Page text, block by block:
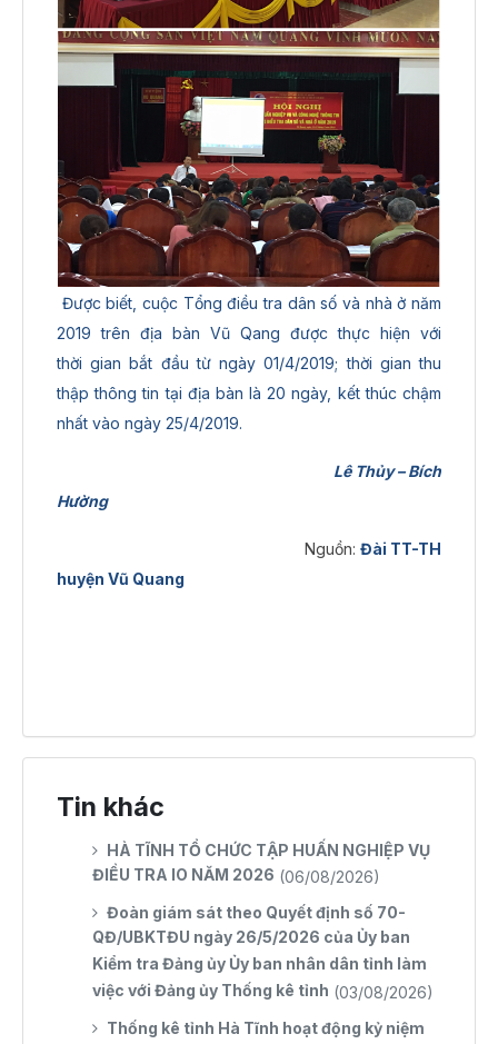
Được biết, cuộc Tổng điều tra dân số và nhà ở năm
2019 trên địa bàn Vũ Qang được thực hiện với
thời gian bắt đầu từ ngày 01/4/2019; thời gian thu
thập thông tin tại địa bàn là 20 ngày, kết thúc chậm
nhất vào ngày 25/4/2019.
Lê Thủy – Bích
Hường
Nguồn: Đài TT-TH
huyện Vũ Quang
Tin khác
HÀ TĨNH TỔ CHỨC TẬP HUẤN NGHIỆP VỤ
ĐIỀU TRA IO NĂM 2026 (06/08/2026)
Đoàn giám sát theo Quyết định số 70-
QĐ/UBKTĐU ngày 26/5/2026 của Ủy ban
Kiểm tra Đảng ủy Ủy ban nhân dân tỉnh làm
việc với Đảng ủy Thống kê tỉnh (03/08/2026)
Thống kê tỉnh Hà Tĩnh hoạt động kỷ niệm